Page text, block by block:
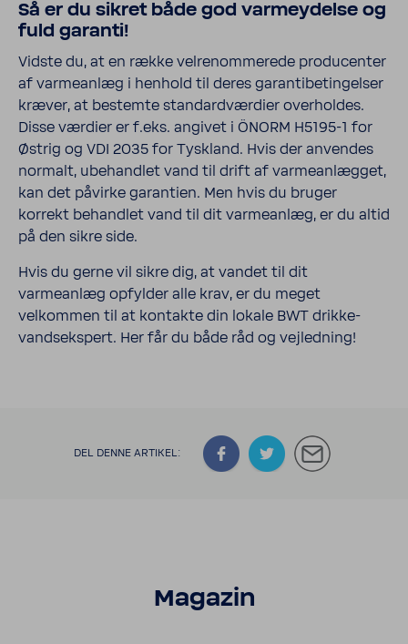
Så er du sikret både god varmey­delse og
fuld garanti!
Vidste du, at en række velre­nom­me­rede produ­center
af varmeanlæg i henhold til deres garan­ti­be­ting­elser
kræver, at bestemte stan­dardværdier over­holdes.
Disse værdier er f.eks. angivet i ÖNORM H5195-​1 for
Østrig og VDI 2035 for Tyskland. Hvis der anvendes
normalt, ubehandlet vand til drift af varmeanlægget,
kan det påvirke garan­tien. Men hvis du bruger
korrekt behandlet vand til dit varmeanlæg, er du altid
på den sikre side.
Hvis du gerne vil sikre dig, at vandet til dit
varmeanlæg opfylder alle krav, er du meget
velkommen til at kontakte din lokale BWT drik­ke­
vandsekspert. Her får du både råd og vejled­ning!
DEL DENNE ARTIKEL:
Magazin